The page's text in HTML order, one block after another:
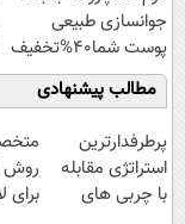
جوانسازی طبیعی
پوست شما40%تخفیف
مطالب پیشنهادی
پرطرفدارترین
استراتژی مقابله
با چربی های
روش